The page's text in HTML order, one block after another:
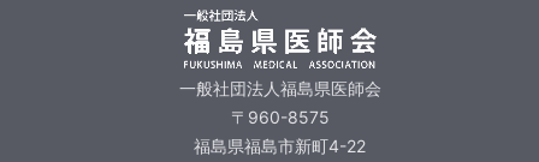
一般社団法人福島県医師会
〒960-8575
福島県福島市新町4-22